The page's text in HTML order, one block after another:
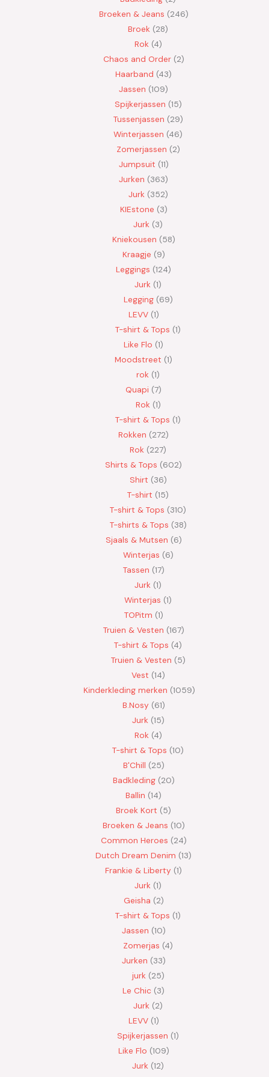
Broeken & Jeans 246
Broek 28
Rok 4
Chaos and Order 2
Haarband 43
Jassen 109
Spijkerjassen 15
Tussenjassen 29
Winterjassen 46
Zomerjassen 2
Jumpsuit 11
Jurken 363
Jurk 352
KIEstone 3
Jurk 3
Kniekousen 58
Kraagje 9
Leggings 124
Jurk 1
Legging 69
LEVV 1
T-shirt & Tops 1
Like Flo 1
Moodstreet 1
rok 1
Quapi 7
Rok 1
T-shirt & Tops 1
Rokken 272
Rok 227
Shirts & Tops 602
Shirt 36
T-shirt 15
T-shirt & Tops 310
T-shirts & Tops 38
Sjaals & Mutsen 6
Winterjas 6
Tassen 17
Jurk 1
Winterjas 1
TOPitm 1
Truien & Vesten 167
T-shirt & Tops 4
Truien & Vesten 5
Vest 14
Kinderkleding merken 1059
B.Nosy 61
Jurk 15
Rok 4
T-shirt & Tops 10
B'Chill 25
Badkleding 20
Ballin 14
Broek Kort 5
Broeken & Jeans 10
Common Heroes 24
Dutch Dream Denim 13
Frankie & Liberty 1
Jurk 1
Geisha 2
T-shirt & Tops 1
Jassen 10
Zomerjas 4
Jurken 33
jurk 25
Le Chic 3
Jurk 2
LEVV 1
Spijkerjassen 1
Like Flo 109
Jurk 12